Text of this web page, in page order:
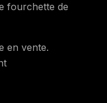
fourchette de
en vente.